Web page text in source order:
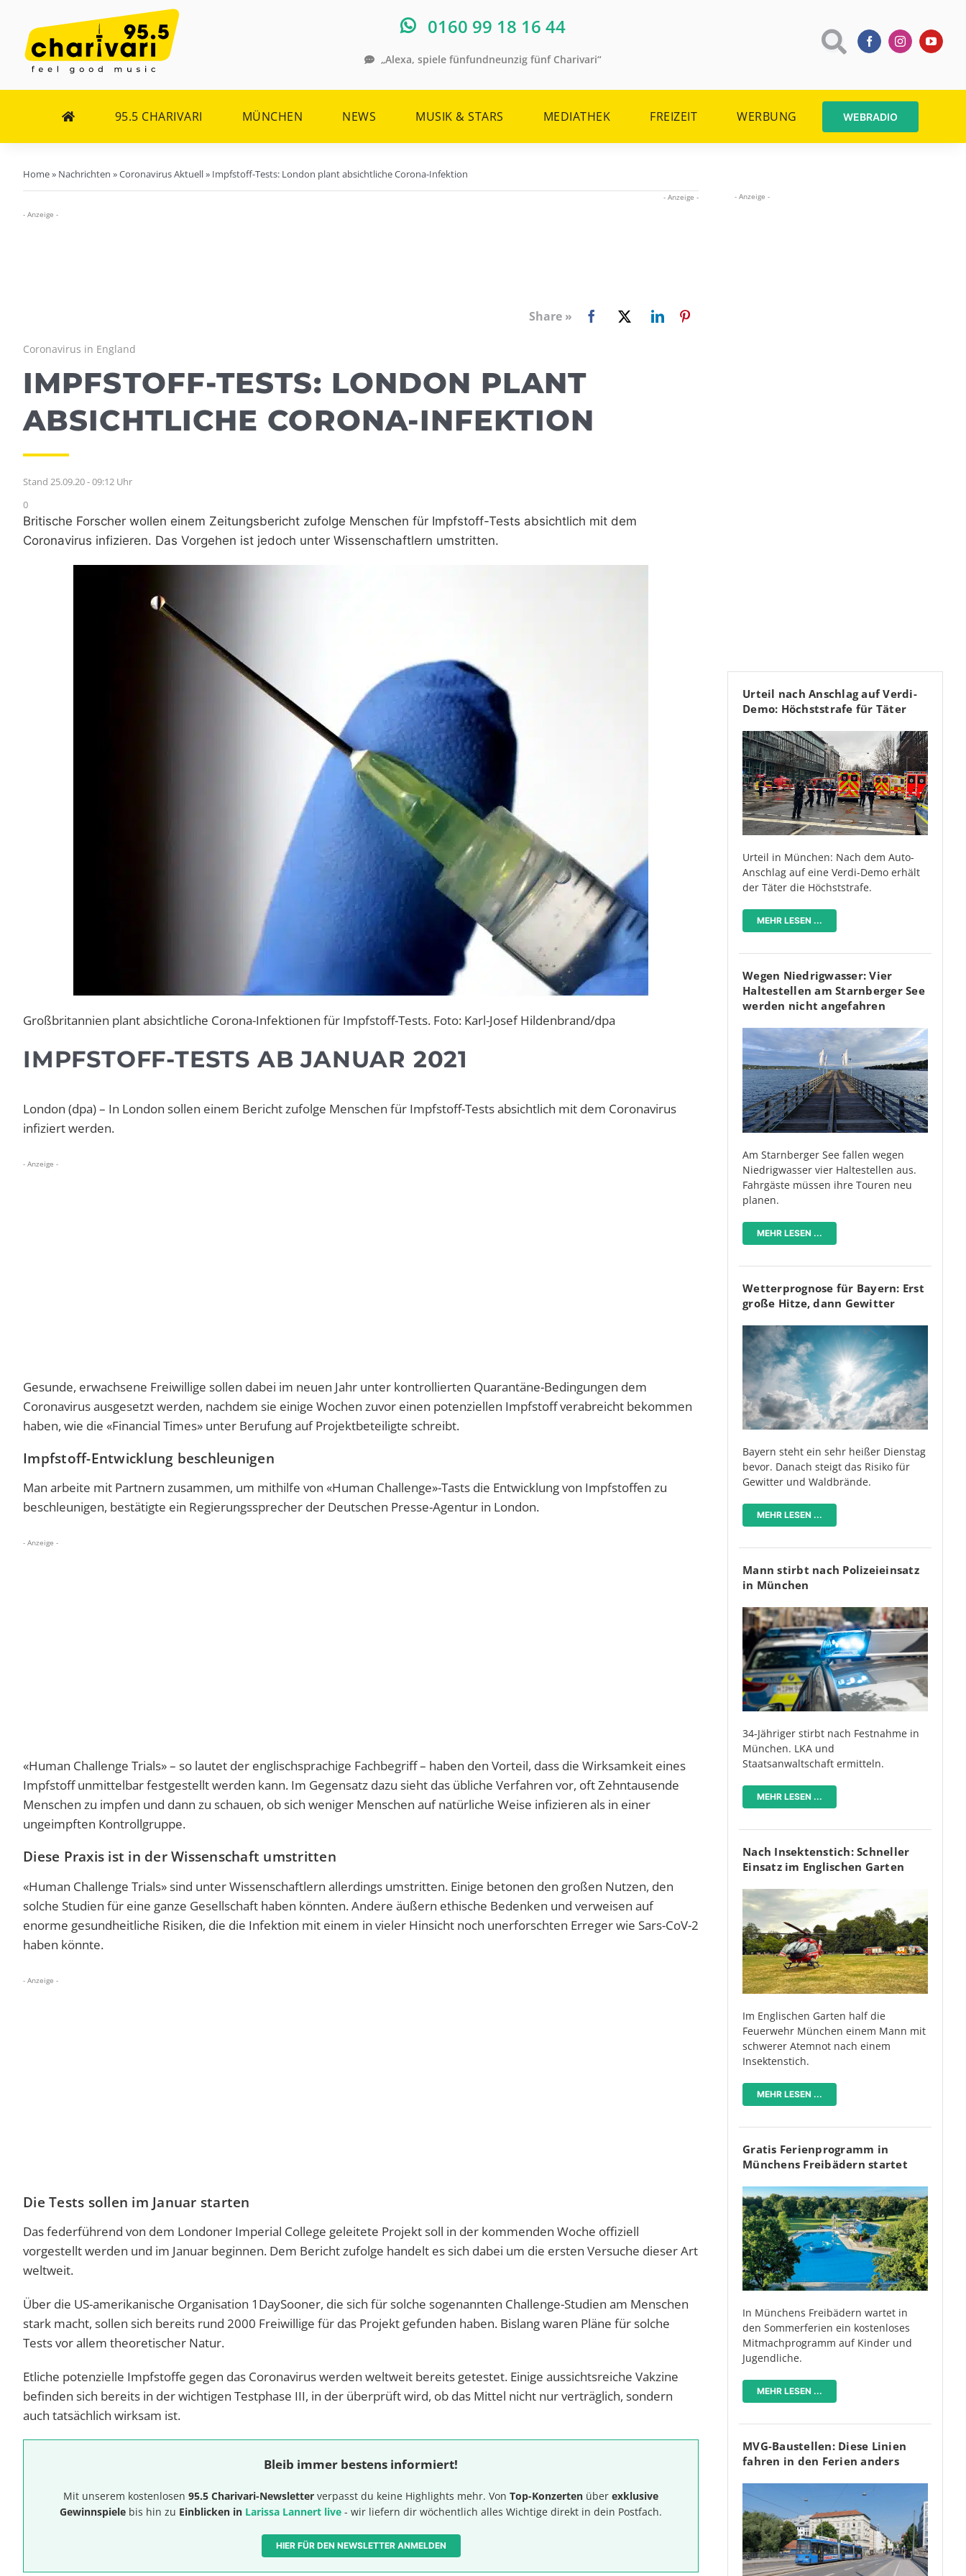
Inhalt
springen
0160 99 18 16 44
„Alexa, spiele fünfundneunzig fünf Charivari“
95.5 CHARIVARI MÜNCHEN NEWS MUSIK & STARS MEDIATHEK FREIZEIT WERBUNG WEBRADIO
Home» Nachrichten »Coronavirus Aktuell» Impfstoff-Tests: London plant absichtliche Corona-Infektion
- Anzeige -
- Anzeige -
Share »
Coronavirus in England
IMPFSTOFF-TESTS: LONDON PLANT
ABSICHTLICHE CORONA-INFEKTION
Stand 25.09.20 - 09:12 Uhr
0
Britische Forscher wollen einem Zeitungsbericht zufolge Menschen für Impfstoff-Tests absichtlich mit dem
Coronavirus infizieren. Das Vorgehen ist jedoch unter Wissenschaftlern umstritten.
Großbritannien plant absichtliche Corona-Infektionen für Impfstoff-Tests. Foto: Karl-Josef Hildenbrand/dpa
IMPFSTOFF-TESTS AB JANUAR 2021
London (dpa) – In London sollen einem Bericht zufolge Menschen für Impfstoff-Tests absichtlich mit dem Coronavirus
infiziert werden.
- Anzeige -
Gesunde, erwachsene Freiwillige sollen dabei im neuen Jahr unter kontrollierten Quarantäne-Bedingungen dem
Coronavirus ausgesetzt werden, nachdem sie einige Wochen zuvor einen potenziellen Impfstoff verabreicht bekommen
haben, wie die «Financial Times» unter Berufung auf Projektbeteiligte schreibt.
Impfstoff-Entwicklung beschleunigen
Man arbeite mit Partnern zusammen, um mithilfe von «Human Challenge»-Tasts die Entwicklung von Impfstoffen zu
beschleunigen, bestätigte ein Regierungssprecher der Deutschen Presse-Agentur in London.
- Anzeige -
«Human Challenge Trials» – so lautet der englischsprachige Fachbegriff – haben den Vorteil, dass die Wirksamkeit eines
Impfstoff unmittelbar festgestellt werden kann. Im Gegensatz dazu sieht das übliche Verfahren vor, oft Zehntausende
Menschen zu impfen und dann zu schauen, ob sich weniger Menschen auf natürliche Weise infizieren als in einer
ungeimpften Kontrollgruppe.
Diese Praxis ist in der Wissenschaft umstritten
«Human Challenge Trials» sind unter Wissenschaftlern allerdings umstritten. Einige betonen den großen Nutzen, den
solche Studien für eine ganze Gesellschaft haben könnten. Andere äußern ethische Bedenken und verweisen auf
enorme gesundheitliche Risiken, die die Infektion mit einem in vieler Hinsicht noch unerforschten Erreger wie Sars-CoV-2
haben könnte.
- Anzeige -
Die Tests sollen im Januar starten
Das federführend von dem Londoner Imperial College geleitete Projekt soll in der kommenden Woche offiziell
vorgestellt werden und im Januar beginnen. Dem Bericht zufolge handelt es sich dabei um die ersten Versuche dieser Art
weltweit.
Über die US-amerikanische Organisation 1DaySooner, die sich für solche sogenannten Challenge-Studien am Menschen
stark macht, sollen sich bereits rund 2000 Freiwillige für das Projekt gefunden haben. Bislang waren Pläne für solche
Tests vor allem theoretischer Natur.
Etliche potenzielle Impfstoffe gegen das Coronavirus werden weltweit bereits getestet. Einige aussichtsreiche Vakzine
befinden sich bereits in der wichtigen Testphase III, in der überprüft wird, ob das Mittel nicht nur verträglich, sondern
auch tatsächlich wirksam ist.
Bleib immer bestens informiert!
Mit unserem kostenlosen 95.5 Charivari-Newsletter verpasst du keine Highlights mehr. Von Top-Konzerten über exklusive
Gewinnspiele bis hin zu Einblicken in Larissa Lannert live - wir liefern dir wöchentlich alles Wichtige direkt in dein Postfach.
HIER FÜR DEN NEWSLETTER ANMELDEN
- Anzeige -
Urteil nach Anschlag auf Verdi-
Demo: Höchststrafe für Täter
Urteil in München: Nach dem Auto-
Anschlag auf eine Verdi-Demo erhält
der Täter die Höchststrafe.
MEHR LESEN ...
Wegen Niedrigwasser: Vier
Haltestellen am Starnberger See
werden nicht angefahren
Am Starnberger See fallen wegen
Niedrigwasser vier Haltestellen aus.
Fahrgäste müssen ihre Touren neu
planen.
MEHR LESEN ...
Wetterprognose für Bayern: Erst
große Hitze, dann Gewitter
Bayern steht ein sehr heißer Dienstag
bevor. Danach steigt das Risiko für
Gewitter und Waldbrände.
MEHR LESEN ...
Mann stirbt nach Polizeieinsatz
in München
34-Jähriger stirbt nach Festnahme in
München. LKA und
Staatsanwaltschaft ermitteln.
MEHR LESEN ...
Nach Insektenstich: Schneller
Einsatz im Englischen Garten
Im Englischen Garten half die
Feuerwehr München einem Mann mit
schwerer Atemnot nach einem
Insektenstich.
MEHR LESEN ...
Gratis Ferienprogramm in
Münchens Freibädern startet
In Münchens Freibädern wartet in
den Sommerferien ein kostenloses
Mitmachprogramm auf Kinder und
Jugendliche.
MEHR LESEN ...
MVG-Baustellen: Diese Linien
fahren in den Ferien anders